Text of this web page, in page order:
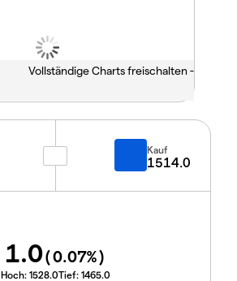
Vollständige Charts freischalten -
Kauf
1514.0
1.0(0.07%)
Hoch: 1528.0Tief: 1465.0